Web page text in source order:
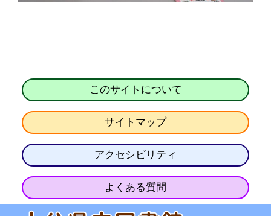
このサイトについて
サイトマップ
アクセシビリティ
よくある質問